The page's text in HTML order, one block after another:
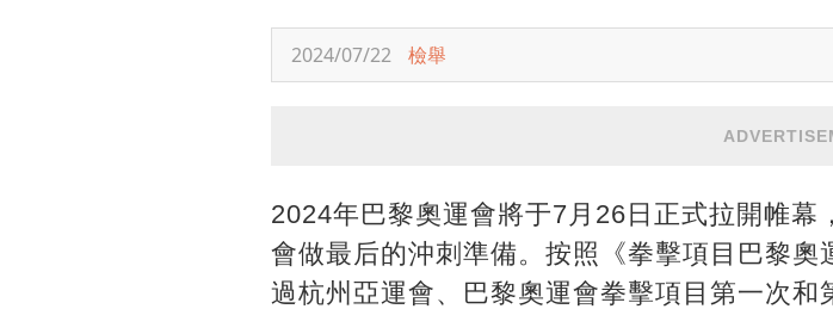
2024/07/22 檢舉
2024年巴黎奧運會將于7月26日正式拉開帷
會做最后的沖刺準備。按照《拳擊項目巴黎
過杭州亞運會、巴黎奧運會拳擊項目第一次